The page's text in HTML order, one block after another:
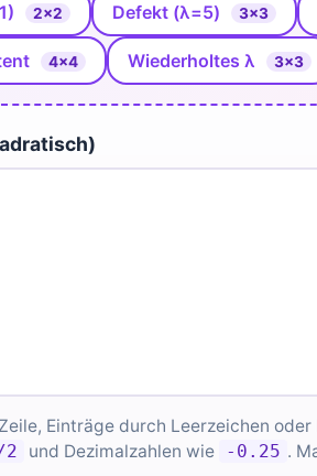
2×2 Defekt (λ=5) 3×3
4×4 Wiederholtes λ 3×3
Einträge durch Leerzeichen
2 und Dezimalzahlen wie -0.25 .